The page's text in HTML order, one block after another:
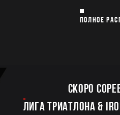
ПОЛНОЕ
Скоро
ЛИГА ТРИАТЛОНА &